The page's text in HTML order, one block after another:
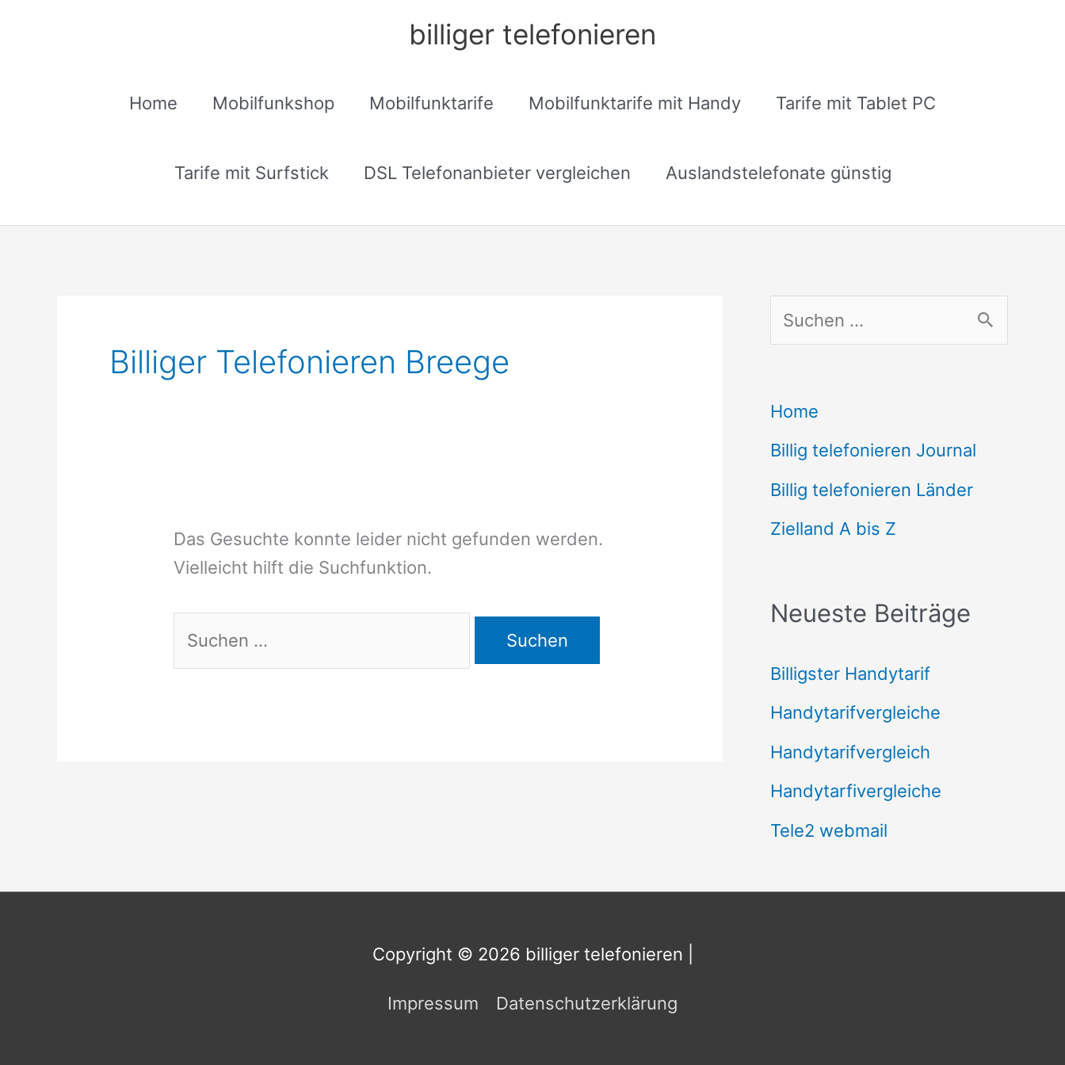
billiger telefonieren
Home Mobilfunkshop Mobilfunktarife Mobilfunktarife mit Handy Tarife mit Tablet PC
Tarife mit Surfstick DSL Telefonanbieter vergleichen Auslandstelefonate günstig
Billiger Telefonieren Breege
Das Gesuchte konnte leider nicht gefunden werden.
Vielleicht hilft die Suchfunktion.
nach:
u
h
e
n
n
h
Home
Billig telefonieren Journal
Billig telefonieren Länder
Zielland A bis Z
Neueste Beiträge
Billigster Handytarif
Handytarifvergleiche
Handytarifvergleich
Handytarfivergleiche
Tele2 webmail
Copyright © 2026 billiger telefonieren
Impressum Datenschutzerklärung